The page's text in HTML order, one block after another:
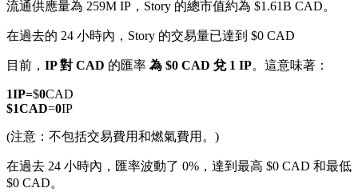
幣本位永續
以數字貨幣為保證金的永續合約
流通供應量為 259M IP，Story 的總市值約為 $1.61B CAD。
在過去的 24 小時內，Story 的交易量已達到 $0 CAD
目前， IP 對 CAD 的匯率 為 $0 CAD 兌 1 IP。這意味著：
1IP=$0CAD
$1CAD=0IP
(注意：不包括交易費用和燃氣費用。)
在過去 24 小時內，匯率波動了 0%，達到最高 $0 CAD 和最低
$0 CAD。